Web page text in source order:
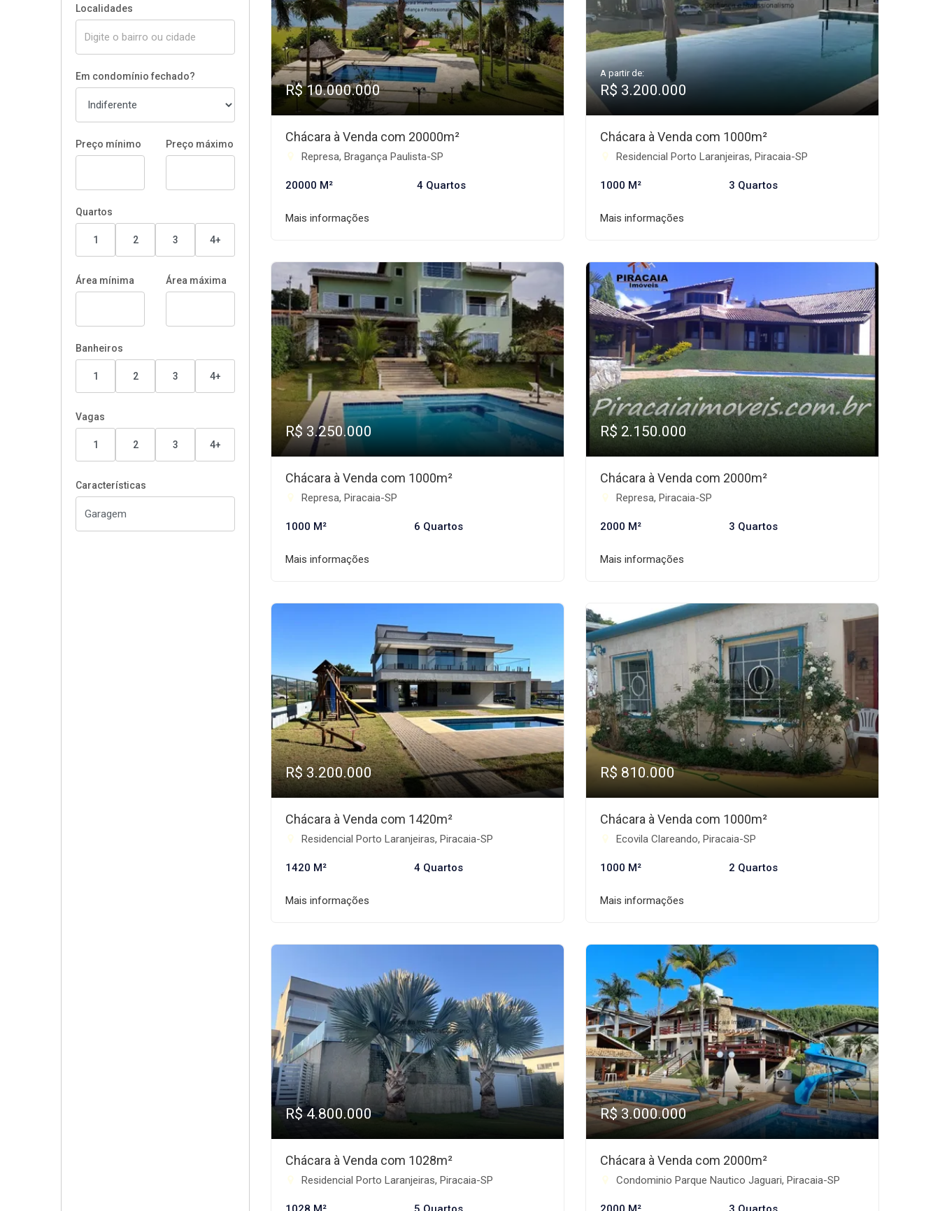
Localidades
Em condomínio fechado?
Preço mínimo Preço máximo
Quartos
1 2 3 4+
Área mínima Área máxima
Banheiros
1 2 3 4+
Vagas
1 2 3 4+
Características
R$ 10.000.000
Chácara à Venda com 20000m²
Represa, Bragança Paulista-SP
20000 M² 4 Quartos
Mais informações
A partir de:
R$ 3.200.000
Chácara à Venda com 1000m²
Residencial Porto Laranjeiras, Piracaia-SP
1000 M² 3 Quartos
Mais informações
R$ 3.250.000
Chácara à Venda com 1000m²
Represa, Piracaia-SP
1000 M² 6 Quartos
Mais informações
R$ 2.150.000
Chácara à Venda com 2000m²
Represa, Piracaia-SP
2000 M² 3 Quartos
Mais informações
R$ 3.200.000
Chácara à Venda com 1420m²
Residencial Porto Laranjeiras, Piracaia-SP
1420 M² 4 Quartos
Mais informações
R$ 810.000
Chácara à Venda com 1000m²
Ecovila Clareando, Piracaia-SP
1000 M² 2 Quartos
Mais informações
R$ 4.800.000
Chácara à Venda com 1028m²
Residencial Porto Laranjeiras, Piracaia-SP
R$ 3.000.000
Chácara à Venda com 2000m²
Condominio Parque Nautico Jaguari, Piracaia-SP